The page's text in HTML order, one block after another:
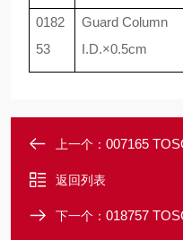
0182
53
Guard Column
I.D.×0.5cm
上一个： 007165
返回列表
下一个： 018757